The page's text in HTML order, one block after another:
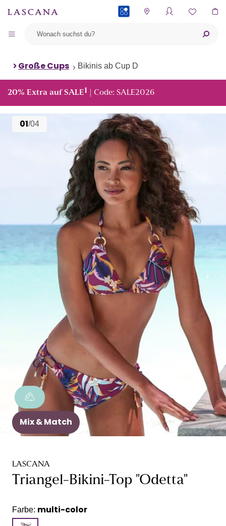
Große Cups Bikinis ab Cup D
20% Extra auf SALE1 | Code: SALE2026
01/04
Mix & Match
LASCANA
Triangel-Bikini-Top "Odetta"
Farbe: multi-color